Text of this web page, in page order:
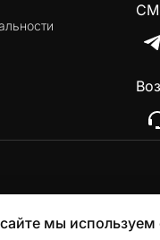
мы используем